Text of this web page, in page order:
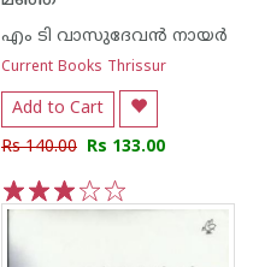
എം ടി വാസുദേവന്‍ നായര്‍
Current Books Thrissur
Add to Cart
Rs 140.00 Rs 133.00
5
4
3
2
1